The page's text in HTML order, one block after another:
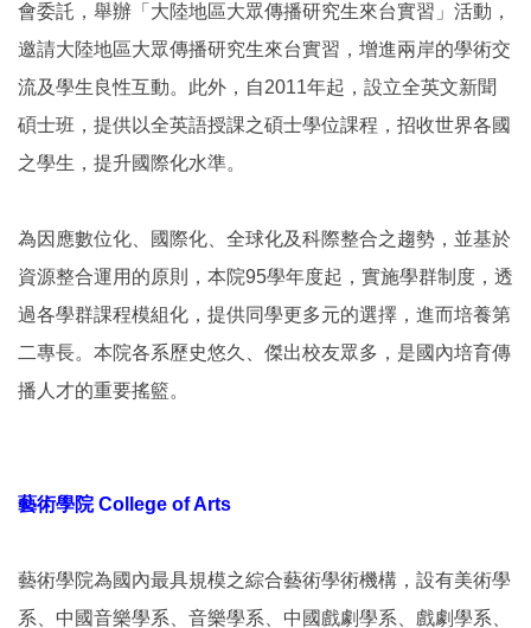
會委託，舉辦「大陸地區大眾傳播研究生來台實習」活動，
邀請大陸地區大眾傳播研究生來台實習，增進兩岸的學術交
流及學生良性互動。此外，自2011年起，設立全英文新聞
碩士班，提供以全英語授課之碩士學位課程，招收世界各國
之學生，提升國際化水準。
為因應數位化、國際化、全球化及科際整合之趨勢，並基於
資源整合運用的原則，本院95學年度起，實施學群制度，透
過各學群課程模組化，提供同學更多元的選擇，進而培養第
二專長。本院各系歷史悠久、傑出校友眾多，是國內培育傳
播人才的重要搖籃。
藝術學院 College of Arts
藝術學院為國內最具規模之綜合藝術學術機構，設有美術學
系、中國音樂學系、音樂學系、中國戲劇學系、戲劇學系、